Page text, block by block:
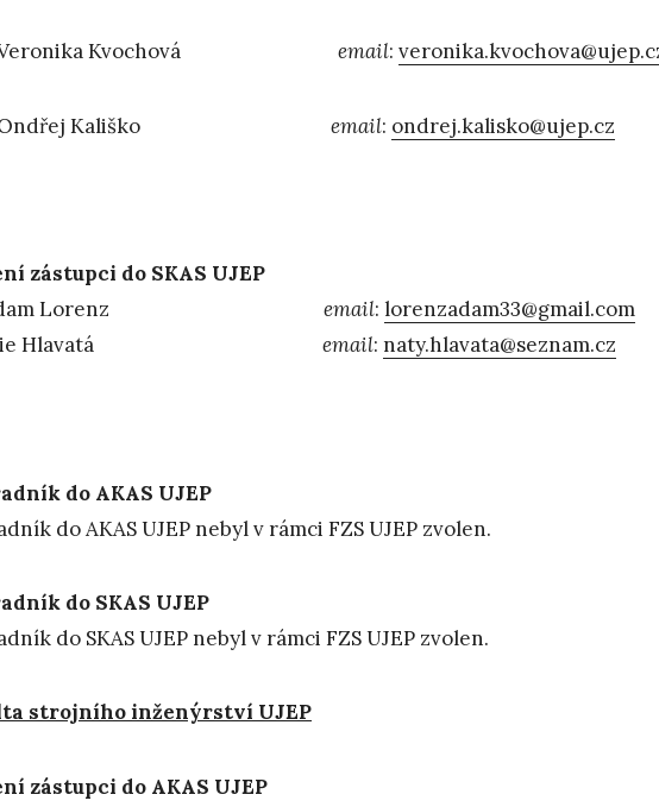
Kvochová email:
Ondřej Kališko email: ondrej.kalisko@ujep.cz
zástupci do SKAS UJEP
Lorenz email: lorenzadam33@gmail.com
Hlavatá email: naty.hlavata@seznam.cz
do AKAS UJEP
do AKAS UJEP nebyl v rámci FZS UJEP zvolen.
do SKAS UJEP
do SKAS UJEP nebyl v rámci FZS UJEP zvolen.
strojního inženýrství UJEP
zástupci do AKAS UJEP